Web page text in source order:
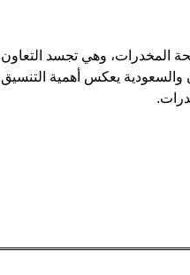
المخدرات، وهي تجسد
والسعودية يعكس أهمية